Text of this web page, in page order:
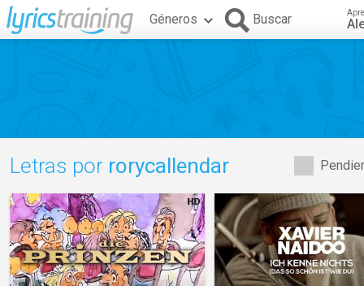
Géneros Buscar
Letras por rorycallendar